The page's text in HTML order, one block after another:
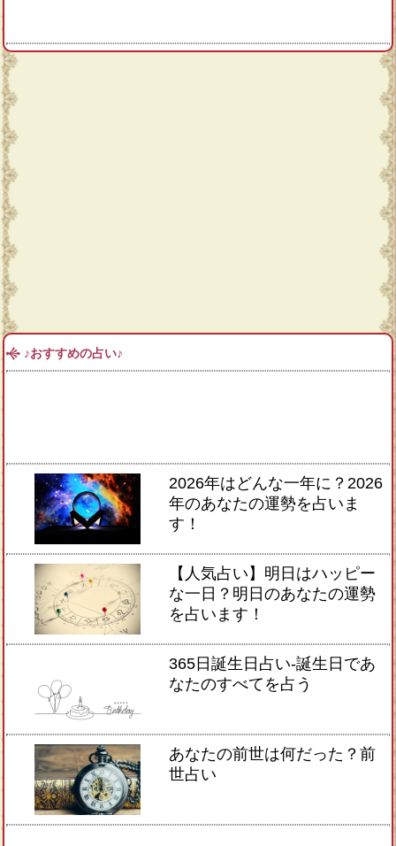
♪おすすめの占い♪
2026年はどんな一年に？2026
年のあなたの運勢を占いま
す！
【人気占い】明日はハッピー
な一日？明日のあなたの運勢
を占います！
365日誕生日占い-誕生日であ
なたのすべてを占う
あなたの前世は何だった？前
世占い